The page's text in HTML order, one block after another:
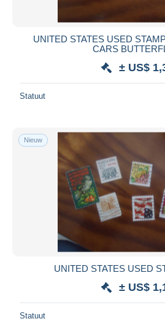
UNITED STATES USED
CARS
± US$
Statuut
Nieuw
UNITED STATES USED
± US$
Statuut